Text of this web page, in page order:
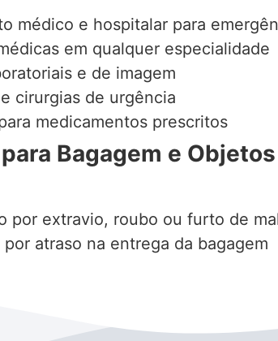
médico e hospitalar para
em qualquer especialidade
e de imagem
cirurgias de urgência
medicamentos prescritos
Bagagem e Objetos
por extravio, roubo ou furto de
por atraso na entrega da bagagem